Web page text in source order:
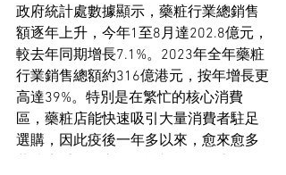
政府統計處數據顯示，藥粧行業總銷售
額逐年上升，今年1至8月達202.8億元，
較去年同期增長7.1%。2023年全年藥粧
行業銷售總額約316億港元，按年增長更
高達39%。特別是在繁忙的核心消費
區，藥粧店能快速吸引大量消費者駐足
選購，因此疫後一年多以來，愈來愈多